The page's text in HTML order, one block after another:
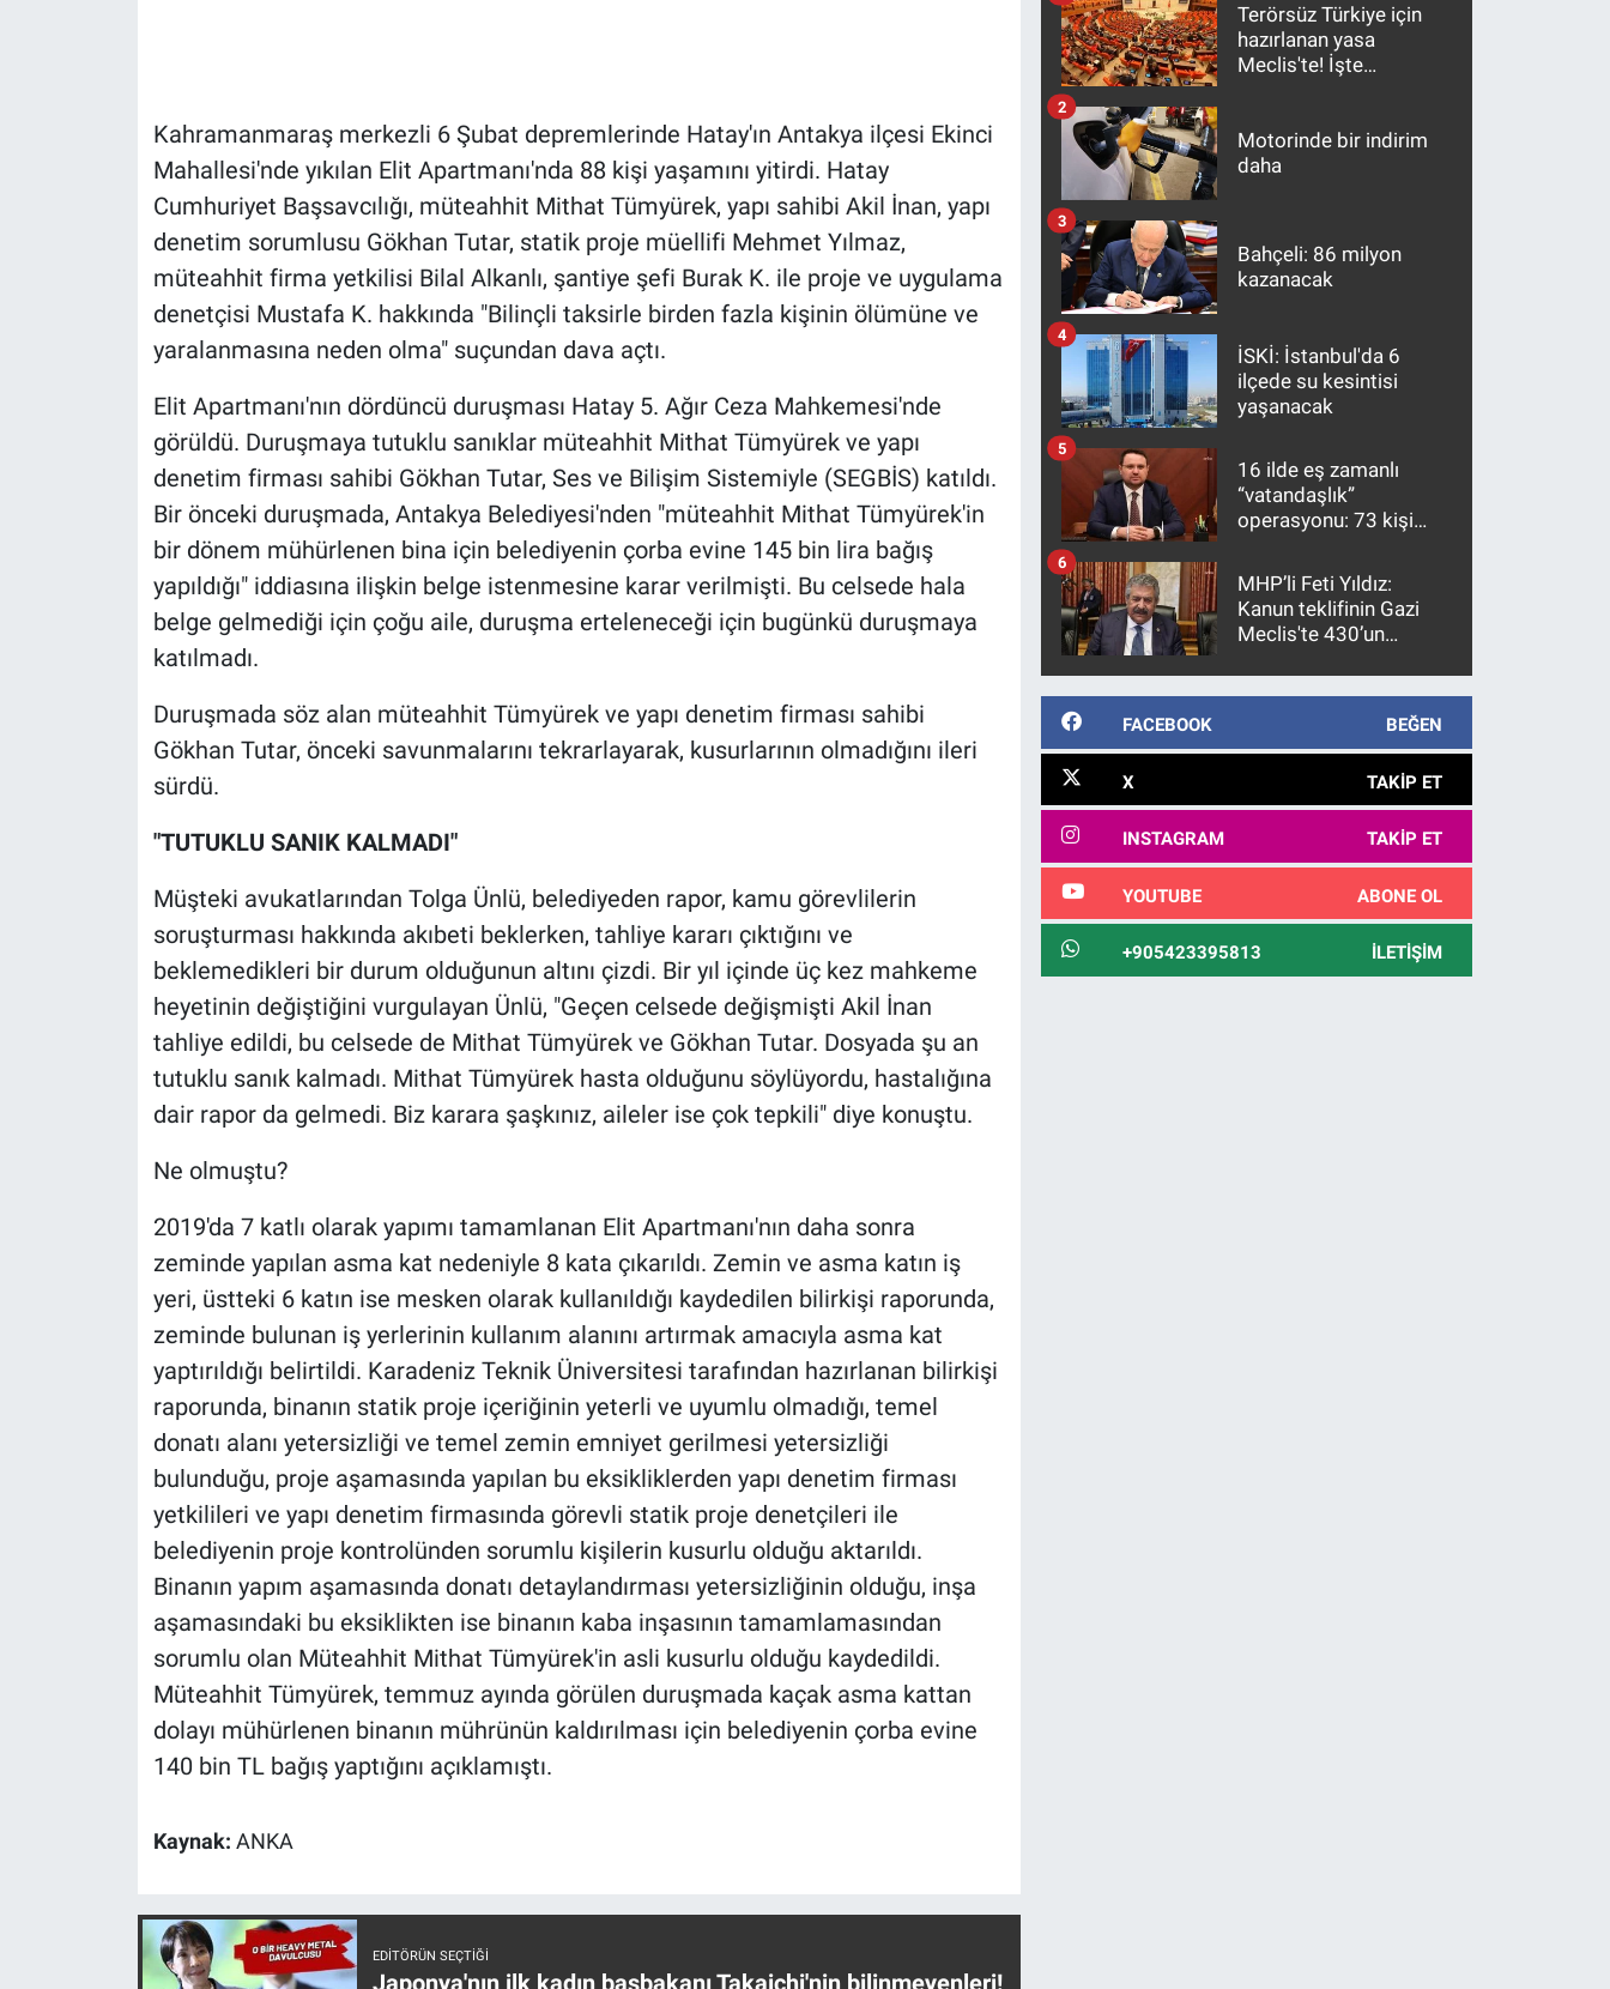
Kahramanmaraş merkezli 6 Şubat depremlerinde Hatay'ın Antakya ilçesi Ekinci
Mahallesi'nde yıkılan Elit Apartmanı'nda 88 kişi yaşamını yitirdi. Hatay
Cumhuriyet Başsavcılığı, müteahhit Mithat Tümyürek, yapı sahibi Akil İnan, yapı
denetim sorumlusu Gökhan Tutar, statik proje müellifi Mehmet Yılmaz,
müteahhit firma yetkilisi Bilal Alkanlı, şantiye şefi Burak K. ile proje ve uygulama
denetçisi Mustafa K. hakkında "Bilinçli taksirle birden fazla kişinin ölümüne ve
yaralanmasına neden olma" suçundan dava açtı.
Elit Apartmanı'nın dördüncü duruşması Hatay 5. Ağır Ceza Mahkemesi'nde
görüldü. Duruşmaya tutuklu sanıklar müteahhit Mithat Tümyürek ve yapı
denetim firması sahibi Gökhan Tutar, Ses ve Bilişim Sistemiyle (SEGBİS) katıldı.
Bir önceki duruşmada, Antakya Belediyesi'nden "müteahhit Mithat Tümyürek'in
bir dönem mühürlenen bina için belediyenin çorba evine 145 bin lira bağış
yapıldığı" iddiasına ilişkin belge istenmesine karar verilmişti. Bu celsede hala
belge gelmediği için çoğu aile, duruşma erteleneceği için bugünkü duruşmaya
katılmadı.
Duruşmada söz alan müteahhit Tümyürek ve yapı denetim firması sahibi
Gökhan Tutar, önceki savunmalarını tekrarlayarak, kusurlarının olmadığını ileri
sürdü.
"TUTUKLU SANIK KALMADI"
Müşteki avukatlarından Tolga Ünlü, belediyeden rapor, kamu görevlilerin
soruşturması hakkında akıbeti beklerken, tahliye kararı çıktığını ve
beklemedikleri bir durum olduğunun altını çizdi. Bir yıl içinde üç kez mahkeme
heyetinin değiştiğini vurgulayan Ünlü, "Geçen celsede değişmişti Akil İnan
tahliye edildi, bu celsede de Mithat Tümyürek ve Gökhan Tutar. Dosyada şu an
tutuklu sanık kalmadı. Mithat Tümyürek hasta olduğunu söylüyordu, hastalığına
dair rapor da gelmedi. Biz karara şaşkınız, aileler ise çok tepkili" diye konuştu.
Ne olmuştu?
2019'da 7 katlı olarak yapımı tamamlanan Elit Apartmanı'nın daha sonra
zeminde yapılan asma kat nedeniyle 8 kata çıkarıldı. Zemin ve asma katın iş
yeri, üstteki 6 katın ise mesken olarak kullanıldığı kaydedilen bilirkişi raporunda,
zeminde bulunan iş yerlerinin kullanım alanını artırmak amacıyla asma kat
yaptırıldığı belirtildi. Karadeniz Teknik Üniversitesi tarafından hazırlanan bilirkişi
raporunda, binanın statik proje içeriğinin yeterli ve uyumlu olmadığı, temel
donatı alanı yetersizliği ve temel zemin emniyet gerilmesi yetersizliği
bulunduğu, proje aşamasında yapılan bu eksikliklerden yapı denetim firması
yetkilileri ve yapı denetim firmasında görevli statik proje denetçileri ile
belediyenin proje kontrolünden sorumlu kişilerin kusurlu olduğu aktarıldı.
Binanın yapım aşamasında donatı detaylandırması yetersizliğinin olduğu, inşa
aşamasındaki bu eksiklikten ise binanın kaba inşasının tamamlamasından
sorumlu olan Müteahhit Mithat Tümyürek'in asli kusurlu olduğu kaydedildi.
Müteahhit Tümyürek, temmuz ayında görülen duruşmada kaçak asma kattan
dolayı mühürlenen binanın mührünün kaldırılması için belediyenin çorba evine
140 bin TL bağış yaptığını açıklamıştı.
Kaynak: ANKA
EDITÖRÜN SEÇTIĞI
Japonya'nın ilk kadın başbakanı Takaichi'nin bilinmeyenleri!
Terörsüz Türkiye için
hazırlanan yasa
Meclis'te! İşte
Motorinde bir indirim
daha
2
Bahçeli: 86 milyon
kazanacak
3
İSKİ: İstanbul'da 6
ilçede su kesintisi
yaşanacak
4
16 ilde eş zamanlı
“vatandaşlık”
operasyonu: 73 kişi
5
MHP’li Feti Yıldız:
Kanun teklifinin Gazi
Meclis'te 430’un
kanunlaşacağı
6
FACEBOOK BEĞEN
X TAKIP ET
INSTAGRAM TAKIP ET
YOUTUBE ABONE OL
+905423395813 İLETIŞIM
Koronavirüs
Kültür Sanat
Ne demişti
Programlar
Türkiye'nin Geleceği
Türkiye'nin Gündemi
Yerel Gündem
Yerel Yaşam
Canlı Yayın